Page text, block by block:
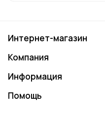
Интернет-магазин
Компания
Информация
Помощь